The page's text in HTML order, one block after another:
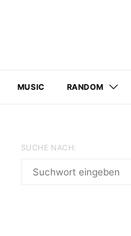
MUSIC RANDOM
SUCHE NACH: